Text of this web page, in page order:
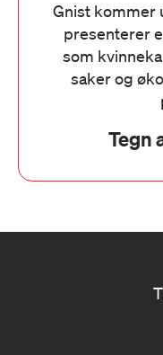
Gnist kommer
presenterer
som
saker og
Tegn